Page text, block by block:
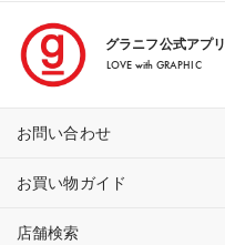
グラニフ公式アプリ
LOVE with GRAPHIC
お問い合わせ
お買い物ガイド
店舗検索